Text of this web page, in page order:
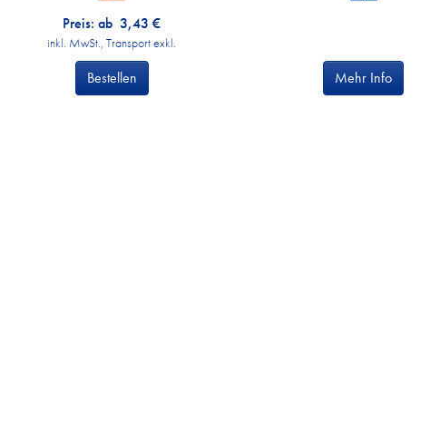
Preis: ab 3,43 €
inkl. MwSt., Transport exkl.
Bestellen Mehr Info